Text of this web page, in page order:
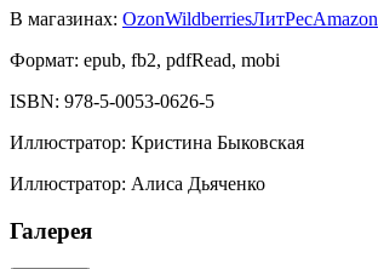
В магазинах: OzonWildberriesЛитРесAmazon
Формат: epub, fb2, pdfRead, mobi
ISBN: 978-5-0053-0626-5
Иллюстратор: Кристина Быковская
Иллюстратор: Алиса Дьяченко
Галерея